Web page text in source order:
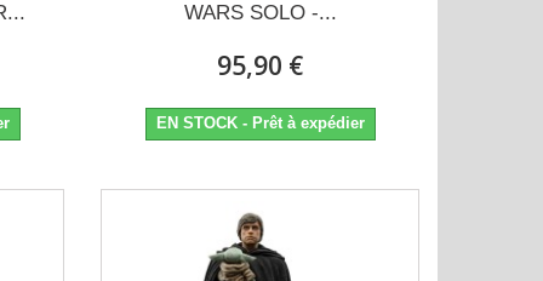
WARS SOLO -...
95,90 €
EN STOCK - Prêt à expédier